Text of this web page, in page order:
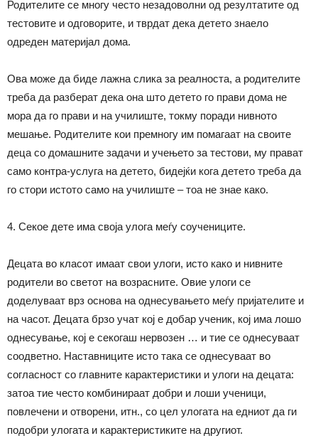
Родителите се многу често незадоволни од резултатите од
тестовите и одговорите, и тврдат дека детето знаело
одреден материјал дома.
Ова може да биде лажна слика за реалноста, а родителите
треба да разберат дека она што детето го прави дома не
мора да го прави и на училиште, токму поради нивното
мешање. Родителите кои премногу им помагаат на своите
деца со домашните задачи и учењето за тестови, му прават
само контра-услуга на детето, бидејќи кога детето треба да
го стори истото само на училиште – тоа не знае како.
4. Секое дете има своја улога меѓу соучениците.
Децата во класот имаат свои улоги, исто како и нивните
родители во светот на возрасните. Овие улоги се
доделуваат врз основа на однесувањето меѓу пријателите и
на часот. Децата брзо учат кој е добар ученик, кој има лошо
однесување, кој е секогаш нервозен … и тие се однесуваат
соодветно. Наставниците исто така се однесуваат во
согласност со главните карактеристики и улоги на децата:
затоа тие често комбинираат добри и лоши ученици,
повлечени и отворени, итн., со цел улогата на едниот да ги
подобри улогата и карактеристиките на другиот.